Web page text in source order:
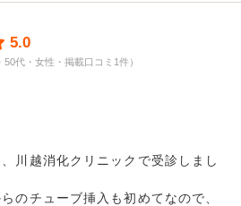
5.0
代・女性・掲載口コミ1件）
川越消化クリニックで受診しまし
のチューブ挿入も初めてなので、